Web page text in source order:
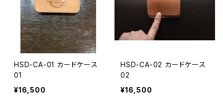
HSD-CA-01 カードケース
01
¥16,500
HSD-CA-02 カードケース
02
¥16,500